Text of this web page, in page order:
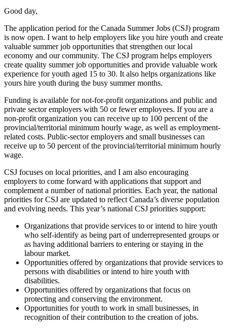
Good day,
The application period for the Canada Summer Jobs (CSJ) program
is now open. I want to help employers like you hire youth and create
valuable summer job opportunities that strengthen our local
economy and our community. The CSJ program helps employers
create quality summer job opportunities and provide valuable work
experience for youth aged 15 to 30. It also helps organizations like
yours hire youth during the busy summer months.
Funding is available for not-for-profit organizations and public and
private sector employers with 50 or fewer employees. If you are a
non-profit organization you can receive up to 100 percent of the
provincial/territorial minimum hourly wage, as well as employment-
related costs. Public-sector employers and small businesses can
receive up to 50 percent of the provincial/territorial minimum hourly
wage.
CSJ focuses on local priorities, and I am also encouraging
employers to come forward with applications that support and
complement a number of national priorities. Each year, the national
priorities for CSJ are updated to reflect Canada’s diverse population
and evolving needs. This year’s national CSJ priorities support:
Organizations that provide services to or intend to hire youth
who self-identify as being part of underrepresented groups or
as having additional barriers to entering or staying in the
labour market.
Opportunities offered by organizations that provide services to
persons with disabilities or intend to hire youth with
disabilities.
Opportunities offered by organizations that focus on
protecting and conserving the environment.
Opportunities for youth to work in small businesses, in
recognition of their contribution to the creation of jobs.